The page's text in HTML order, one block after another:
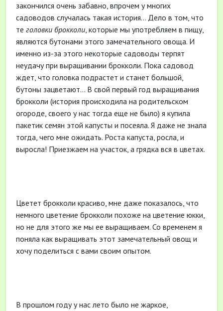
закончился очень забавно, впрочем у многих
садоводов случалась такая история… Дело в том, что
те головки брокколи, которые мы употребляем в пищу,
являются бутонами этого замечательного овоща. И
именно из-за этого некоторые садоводы терпят
неудачу при выращивании брокколи. Пока садовод
ждет, что головка подрастет и станет большой,
бутоны зацветают… В свой первый год выращивания
брокколи (история происходила на родительском
огороде, своего у нас тогда еще не было) я купила
пакетик семян этой капусты и посеяла. Я даже не знала
тогда, чего мне ожидать. Роста капуста, росла, и
выросла! Приезжаем на участок, а грядка вся в цветах.
Цветет брокколи красиво, мне даже показалось, что
немного цветение брокколи похоже на цветение юкки,
но не для этого же мы ее выращиваем. Со временем я
поняла как выращивать этот замечательный овощ и
хочу поделиться с вами своим опытом.
В прошлом году у нас лето было не жаркое,